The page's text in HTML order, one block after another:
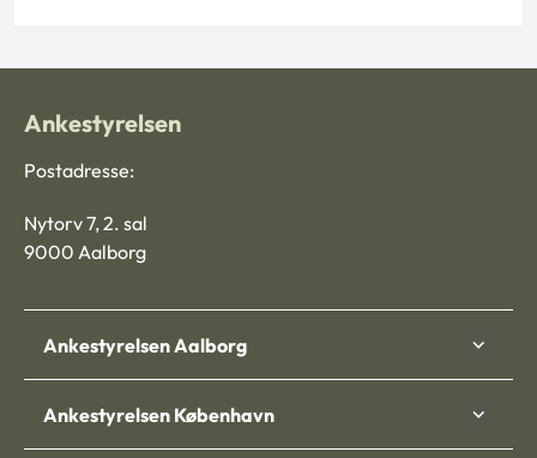
Ankestyrelsen
Postadresse:
Nytorv 7, 2. sal
9000 Aalborg
Ankestyrelsen Aalborg
Ankestyrelsen København